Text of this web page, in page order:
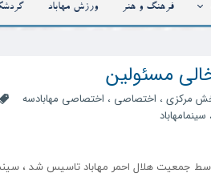
فرهنگ و هنر ورزش مهاباد
مسئولین
مرکزی ، اختصاصی ، اختصاصی مهابادسه
، سینمامهاباد